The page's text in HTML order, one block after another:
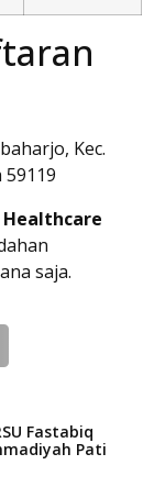
Kec.
59119
Healthcare
saja.
Fastabiq
Pati